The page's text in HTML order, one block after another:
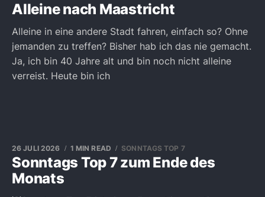
Alleine nach Maastricht
Alleine in eine andere Stadt fahren, einfach so? Ohne
jemanden zu treffen? Bisher hab ich das nie gemacht.
Ja, ich bin 40 Jahre alt und bin noch nicht alleine
verreist. Heute bin ich
Sonntags Top 7 zum Ende des
Monats
26 JULI 2026 1 MIN READ SONNTAGS TOP 7